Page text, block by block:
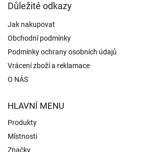
Důležité odkazy
Jak nakupovat
Obchodní podmínky
Podmínky ochrany osobních údajů
Vrácení zboží a reklamace
O NÁS
HLAVNÍ MENU
Produkty
Místnosti
Značky